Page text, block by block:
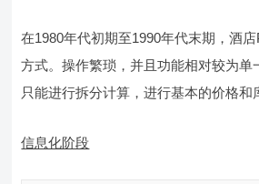
在1980年代初期至1990年代末期，酒
方式。操作繁琐，并且功能相对较为单
只能进行拆分计算，进行基本的价格和
信息化阶段